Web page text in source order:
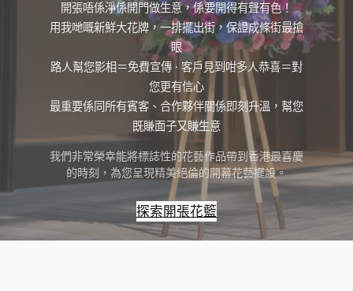
開張唔係淨係開門做生意，係要開得有聲有色！
用我哋嘅新鮮大花牌，一排擺出街，保證成條街最搶
眼
路人幫您影相＝免費宣傳 · 客戶見到咁多人恭喜＝對
您更有信心
最重要係同所有賓客、合作夥伴關係即刻升溫，幫您
既賺面子又賺生意
我們非常榮幸能將標誌性的花藝作品帶到香港最喜慶
的時刻，為您呈現精美絕倫的開幕花藝擺設。
探索開張花籃